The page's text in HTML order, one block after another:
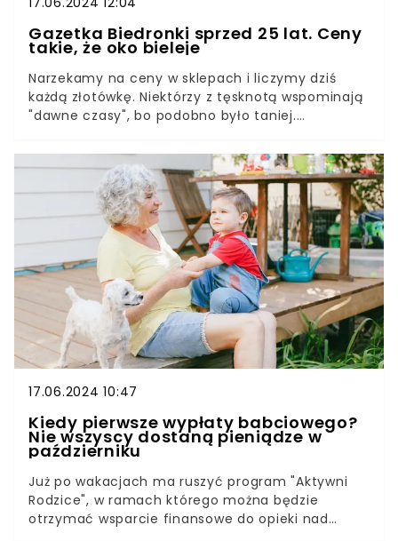
Gazetka Biedronki sprzed 25 lat. Ceny
takie, że oko bieleje
Narzekamy na ceny w sklepach i liczymy dziś
każdą złotówkę. Niektórzy z tęsknotą wspominają
"dawne czasy", bo podobno było taniej.
ten pogląd. W internecie pojawiła się gazetka z
Biedronki z 1999 roku. Sprawdzamy, jakie były
ceny ćwierć wieku temu.
17.06.2024 10:47
Kiedy pierwsze wypłaty babciowego?
Nie wszyscy dostaną pieniądze w
październiku
Już po wakacjach ma ruszyć program "Aktywni
Rodzice", w ramach którego można będzie
otrzymać wsparcie finansowe do opieki nad